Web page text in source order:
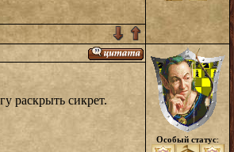
раскрыть сикрет.
Особый статус: